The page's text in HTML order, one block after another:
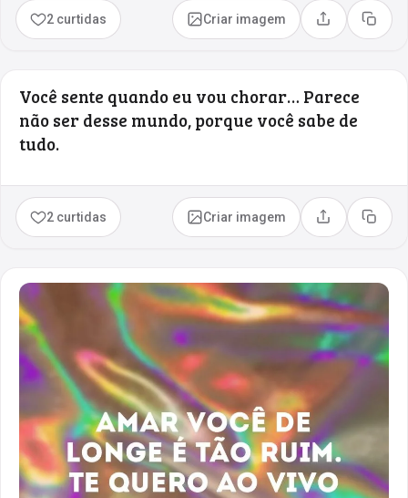
2 curtidas Criar imagem Compartilhar
Copiar
Você sente quando eu vou chorar… Parece
não ser desse mundo, porque você sabe de
tudo.
2 curtidas Criar imagem Compartilhar
Copiar